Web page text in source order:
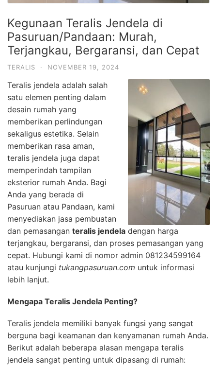
Kegunaan Teralis Jendela di
Pasuruan/Pandaan: Murah,
Terjangkau, Bergaransi, dan Cepat
TERALIS · NOVEMBER 19, 2024
Teralis jendela adalah salah
satu elemen penting dalam
desain rumah yang
memberikan perlindungan
sekaligus estetika. Selain
memberikan rasa aman,
teralis jendela juga dapat
memperindah tampilan
eksterior rumah Anda. Bagi
Anda yang berada di
Pasuruan atau Pandaan, kami
menyediakan jasa pembuatan
dan pemasangan teralis jendela dengan harga
terjangkau, bergaransi, dan proses pemasangan yang
cepat. Hubungi kami di nomor admin 081234599164
atau kunjungi tukangpasuruan.com untuk informasi
lebih lanjut.
Mengapa Teralis Jendela Penting?
Teralis jendela memiliki banyak fungsi yang sangat
berguna bagi keamanan dan kenyamanan rumah Anda.
Berikut adalah beberapa alasan mengapa teralis
jendela sangat penting untuk dipasang di rumah: